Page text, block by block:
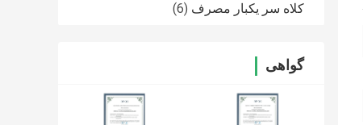
کلاه سر یکبار مصرف (6)
گواهی